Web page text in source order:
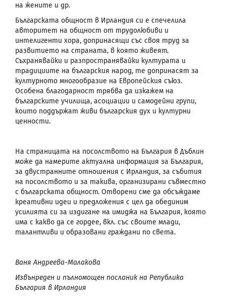
на жените и др.
Българската общност в Ирландия си е спечелила
авторитет на общност от трудолюбиви и
интелигенти хора, допринасящи със своя труд за
развитието на страната, в която живеят.
Съхранявайки и разпространявайки културата и
традициите на българския народ, те допринасят за
културното многообразие на Европейския съюз.
Особена благодарност трябва да изкажем на
българските училища, асоциации и самодейни групи,
които поддържат живи българския дух и културни
ценности.
На страницата на посолството на България в Дъблин
може да намерите актуална информация за България,
за двустранните отношения с Ирландия, за събития
на посолството и за такива, организирани съвместно
с българската общност. Отворени сме да обсъждаме
креативни идеи и предложения с цел да обединим
усилията си за издигане на имиджа на България, която
има с какво да се гордее, вкл. със своите млади,
талантливи и образовани граждани по света.
Ваня Андреева-Малакова
Извънреден и пълномощен посланик на Република
България в Ирландия